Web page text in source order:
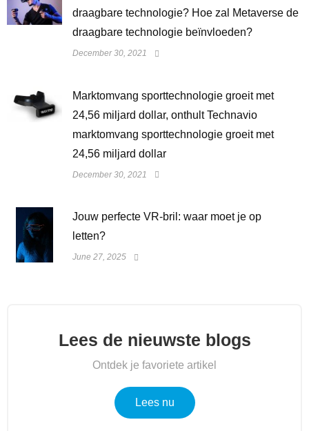
draagbare technologie? Hoe zal Metaverse de
draagbare technologie beïnvloeden?
December 30, 2021
Marktomvang sporttechnologie groeit met
24,56 miljard dollar, onthult Technavio
marktomvang sporttechnologie groeit met
24,56 miljard dollar
December 30, 2021
Jouw perfecte VR-bril: waar moet je op
letten?
June 27, 2025
Lees de nieuwste blogs
Ontdek je favoriete artikel
Lees nu